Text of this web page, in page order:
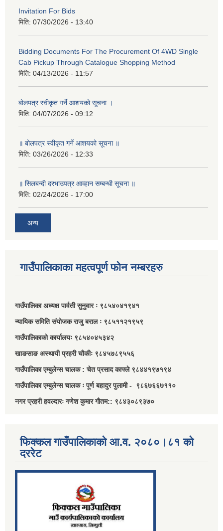
Invitation For Bids
मिति: 07/30/2026 - 13:40
Bidding Documents For The Procurement Of 4WD Single
Cab Pickup Through Catalogue Shopping Method
मिति: 04/13/2026 - 11:57
बोलपत्र स्वीकृत गर्ने आशयको सूचना ।
मिति: 04/07/2026 - 09:12
॥ बोलपत्र स्वीकृत गर्ने आशयको सूचना ॥
मिति: 03/26/2026 - 12:33
॥ सिलबन्दी दरभाउपत्र आव्हान सम्बन्धी सूचना ॥
मिति: 02/24/2026 - 17:00
अन्य
गाउँपालिकाका महत्वपूर्ण फोन नम्बरहरु
गाउँपालिका अध्यक्ष पार्वती सुनुवार ः ९८५४०४१९४१
न्यायिक समिति संयोजक राजु बराल ः ९८५११२१९५९
गाउँपालिकाको कार्यालयः ९८५४०४५३४२
खाङसाङ अस्थायी प्रहरी चौकीः ९८४५७८९५५६
गाउँपालिका एम्बुलेन्स चालक : चेत प्रसाद काफ्ले ९८४४१९७१९४
गाउँपालिका एम्बुलेन्स चालक ः पूर्ण बहादुर पुलामी - ९८६७६६७११०
नगर प्रहरी हवल्दारः गणेश कुमार गौतम:: ९८४३०८९३७०
फिक्कल गाउँपालिकाको आ.व. २०८०।८१ को
दररेट